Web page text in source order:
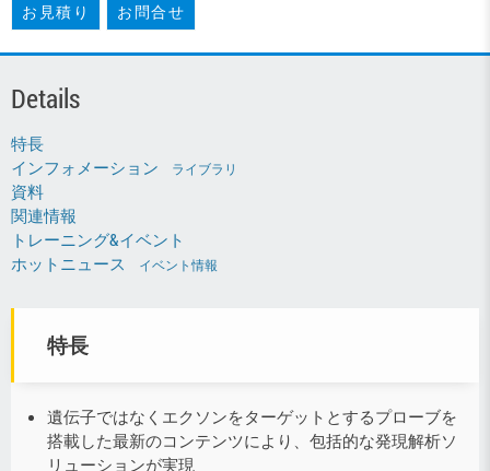
お見積り お問合せ
Details
特長
インフォメーション
ライブラリ
資料
関連情報
トレーニング&イベント
ホットニュース
イベント情報
特長
遺伝子ではなくエクソンをターゲットとするプローブを
搭載した最新のコンテンツにより、包括的な発現解析ソ
リューションが実現